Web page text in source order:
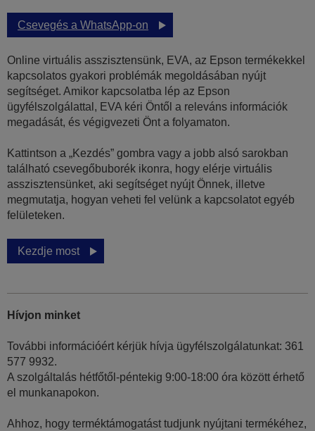
Csevegés a WhatsApp-on
Online virtuális asszisztensünk, EVA, az Epson termékekkel
kapcsolatos gyakori problémák megoldásában nyújt
segítséget. Amikor kapcsolatba lép az Epson
ügyfélszolgálattal, EVA kéri Öntől a releváns információk
megadását, és végigvezeti Önt a folyamaton.
Kattintson a „Kezdés” gombra vagy a jobb alsó sarokban
található csevegőbuborék ikonra, hogy elérje virtuális
asszisztensünket, aki segítséget nyújt Önnek, illetve
megmutatja, hogyan veheti fel velünk a kapcsolatot egyéb
felületeken.
Kezdje most
Hívjon minket
További információért kérjük hívja ügyfélszolgálatunkat: 361
577 9932.
A szolgáltalás hétfőtől-péntekig 9:00-18:00 óra között érhető
el munkanapokon.
Ahhoz, hogy terméktámogatást tudjunk nyújtani termékéhez,